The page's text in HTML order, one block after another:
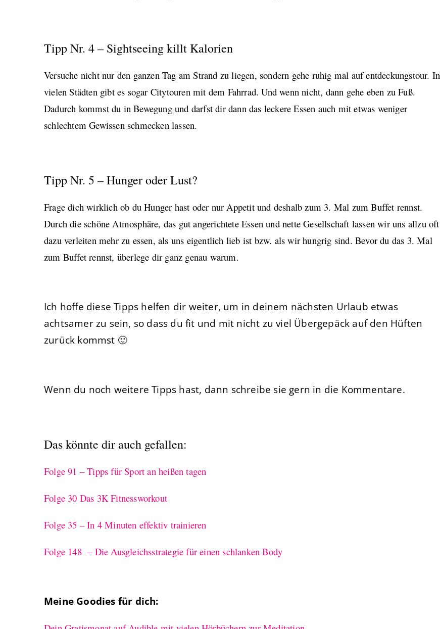
Tipp Nr. 4 – Sightseeing killt Kalorien
Versuche nicht nur den ganzen Tag am Strand zu liegen, sondern gehe ruhig mal auf entdeckungstour. In
vielen Städten gibt es sogar Citytouren mit dem Fahrrad. Und wenn nicht, dann gehe eben zu Fuß.
Dadurch kommst du in Bewegung und darfst dir dann das leckere Essen auch mit etwas weniger
schlechtem Gewissen schmecken lassen.
Tipp Nr. 5 – Hunger oder Lust?
Frage dich wirklich ob du Hunger hast oder nur Appetit und deshalb zum 3. Mal zum Buffet rennst.
Durch die schöne Atmosphäre, das gut angerichtete Essen und nette Gesellschaft lassen wir uns allzu oft
dazu verleiten mehr zu essen, als uns eigentlich lieb ist bzw. als wir hungrig sind. Bevor du das 3. Mal
zum Buffet rennst, überlege dir ganz genau warum.
Ich hoffe diese Tipps helfen dir weiter, um in deinem nächsten Urlaub etwas
achtsamer zu sein, so dass du fit und mit nicht zu viel Übergepäck auf den Hüften
zurück kommst 🙂
Wenn du noch weitere Tipps hast, dann schreibe sie gern in die Kommentare.
Das könnte dir auch gefallen:
Folge 91 – Tipps für Sport an heißen tagen
Folge 30 Das 3K Fitnessworkout
Folge 35 – In 4 Minuten effektiv trainieren
Folge 148 – Die Ausgleichsstrategie für einen schlanken Body
Meine Goodies für dich: